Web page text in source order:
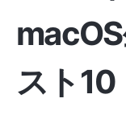
スト10